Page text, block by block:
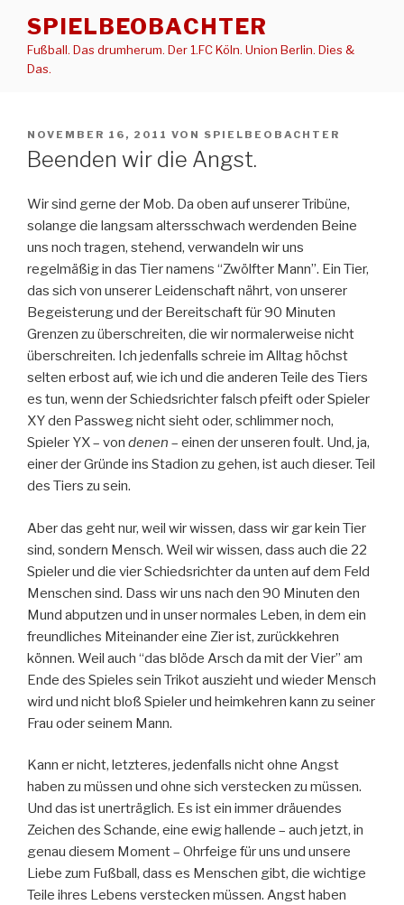
Inhalt
springen
SPIELBEOBACHTER
Fußball. Das drumherum. Der 1.FC Köln. Union Berlin. Dies &
Das.
VERÖFFENTLICHT
AM
NOVEMBER 16, 2011 VON SPIELBEOBACHTER
Beenden wir die Angst.
Wir sind gerne der Mob. Da oben auf unserer Tribüne,
solange die langsam altersschwach werdenden Beine
uns noch tragen, stehend, verwandeln wir uns
regelmäßig in das Tier namens “Zwölfter Mann”. Ein Tier,
das sich von unserer Leidenschaft nährt, von unserer
Begeisterung und der Bereitschaft für 90 Minuten
Grenzen zu überschreiten, die wir normalerweise nicht
überschreiten. Ich jedenfalls schreie im Alltag höchst
selten erbost auf, wie ich und die anderen Teile des Tiers
es tun, wenn der Schiedsrichter falsch pfeift oder Spieler
XY den Passweg nicht sieht oder, schlimmer noch,
Spieler YX – von denen – einen der unseren foult. Und, ja,
einer der Gründe ins Stadion zu gehen, ist auch dieser. Teil
des Tiers zu sein.
Aber das geht nur, weil wir wissen, dass wir gar kein Tier
sind, sondern Mensch. Weil wir wissen, dass auch die 22
Spieler und die vier Schiedsrichter da unten auf dem Feld
Menschen sind. Dass wir uns nach den 90 Minuten den
Mund abputzen und in unser normales Leben, in dem ein
freundliches Miteinander eine Zier ist, zurückkehren
können. Weil auch “das blöde Arsch da mit der Vier” am
Ende des Spieles sein Trikot auszieht und wieder Mensch
wird und nicht bloß Spieler und heimkehren kann zu seiner
Frau oder seinem Mann.
Kann er nicht, letzteres, jedenfalls nicht ohne Angst
haben zu müssen und ohne sich verstecken zu müssen.
Und das ist unerträglich. Es ist ein immer dräuendes
Zeichen des Schande, eine ewig hallende – auch jetzt, in
genau diesem Moment – Ohrfeige für uns und unsere
Liebe zum Fußball, dass es Menschen gibt, die wichtige
Teile ihres Lebens verstecken müssen. Angst haben